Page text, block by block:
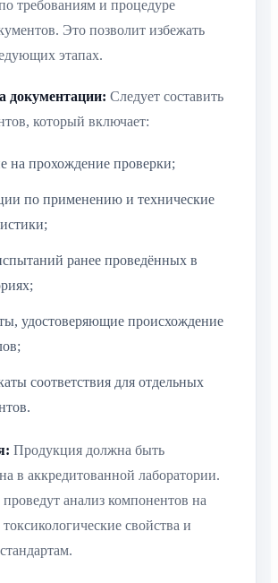
требованиям и процедуре
Это позволит избежать
этапах.
документации: Следует составить
который включает:
на прохождение проверки;
по применению и технические
ранее проведённых в
удостоверяющие происхождение
соответствия для отдельных
Продукция должна быть
в аккредитованной лаборатории.
анализ компонентов на
токсикологические свойства и